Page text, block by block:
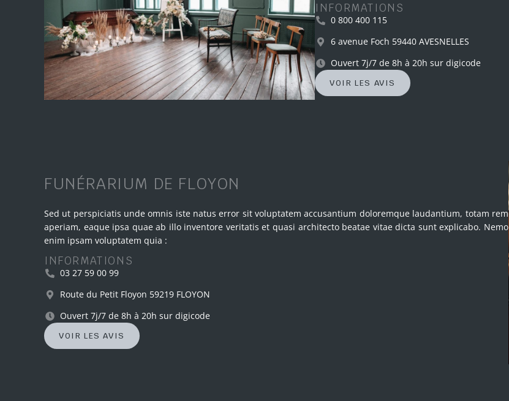
INFORMATIONS
0 800 400 115
6 avenue Foch 59440 AVESNELLES
Ouvert 7j/7 de 8h à 20h sur digicode
VOIR LES AVIS
FUNÉRARIUM DE FLOYON
Sed ut perspiciatis unde omnis iste natus error sit voluptatem accusantium doloremque laudantium, totam rem
aperiam, eaque ipsa quae ab illo inventore veritatis et quasi architecto beatae vitae dicta sunt explicabo. Nemo
enim ipsam voluptatem quia :
INFORMATIONS
03 27 59 00 99
Route du Petit Floyon 59219 FLOYON
Ouvert 7j/7 de 8h à 20h sur digicode
VOIR LES AVIS